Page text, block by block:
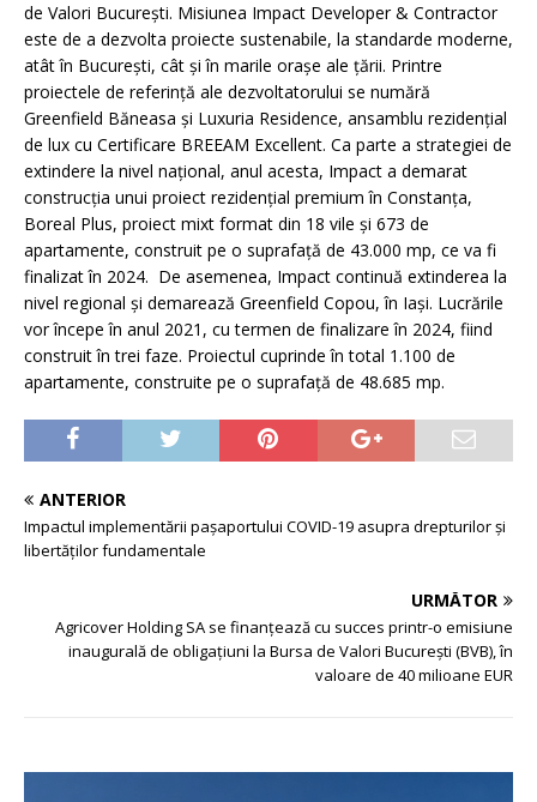
de Valori București. Misiunea Impact Developer & Contractor
este de a dezvolta proiecte sustenabile, la standarde moderne,
atât în București, cât și în marile orașe ale țării. Printre
proiectele de referință ale dezvoltatorului se numără
Greenfield Băneasa și Luxuria Residence, ansamblu rezidențial
de lux cu Certificare BREEAM Excellent. Ca parte a strategiei de
extindere la nivel național, anul acesta, Impact a demarat
construcția unui proiect rezidențial premium în Constanța,
Boreal Plus, proiect mixt format din 18 vile și 673 de
apartamente, construit pe o suprafață de 43.000 mp, ce va fi
finalizat în 2024. De asemenea, Impact continuă extinderea la
nivel regional și demarează Greenfield Copou, în Iași. Lucrările
vor începe în anul 2021, cu termen de finalizare în 2024, fiind
construit în trei faze. Proiectul cuprinde în total 1.100 de
apartamente, construite pe o suprafață de 48.685 mp.
ANTERIOR
Impactul implementării pașaportului COVID-19 asupra drepturilor și
libertăților fundamentale
URMĂTOR
Agricover Holding SA se finanțează cu succes printr-o emisiune
inaugurală de obligațiuni la Bursa de Valori București (BVB), în
valoare de 40 milioane EUR